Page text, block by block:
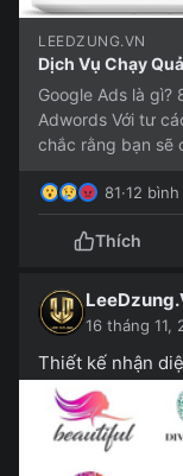
LEEDZUNG.VN
Dịch Vụ Chạy
Google Ads là gì?
Adwords Với tư
chắc rằng bạn sẽ
81·12
Thích
16 tháng 11,
Thiết kế nhận